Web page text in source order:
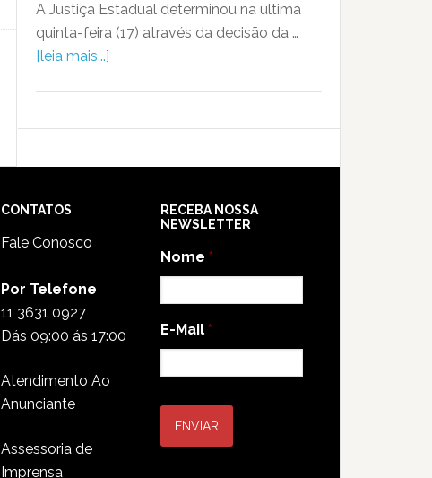
A Justiça Estadual determinou na última
quinta-feira (17) através da decisão da …
[leia mais...]
CONTATOS
Fale Conosco
Por Telefone
11 3631 0927
Dás 09:00 ás 17:00
Atendimento Ao
Anunciante
Assessoria de
Imprensa
RECEBA NOSSA
NEWSLETTER
Nome *
E-Mail *